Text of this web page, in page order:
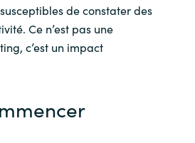
de constater des
Ce n’est pas une
c’est un impact